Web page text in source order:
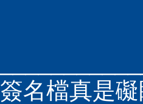
簽名檔真是